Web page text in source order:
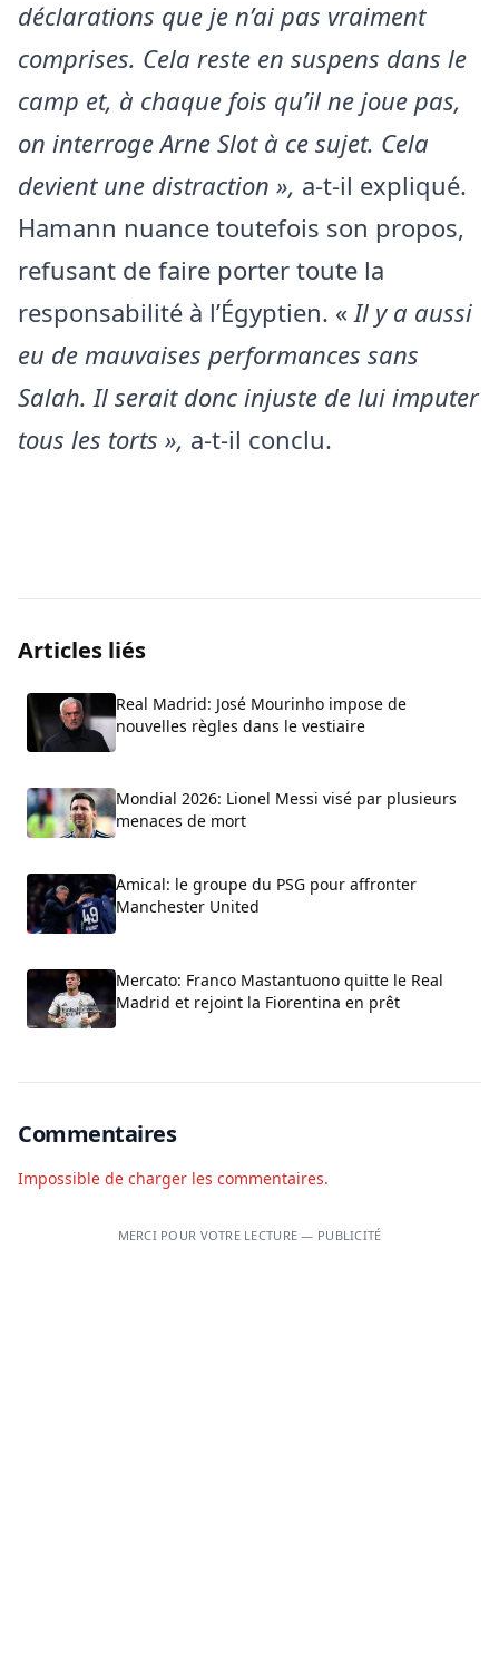
déclarations que je n’ai pas vraiment
comprises. Cela reste en suspens dans le
camp et, à chaque fois qu’il ne joue pas,
on interroge Arne Slot à ce sujet. Cela
devient une distraction », a-t-il expliqué.
Hamann nuance toutefois son propos,
refusant de faire porter toute la
responsabilité à l’Égyptien. « Il y a aussi
eu de mauvaises performances sans
Salah. Il serait donc injuste de lui imputer
tous les torts », a-t-il conclu.
Articles liés
Real Madrid: José Mourinho impose de
nouvelles règles dans le vestiaire
Mondial 2026: Lionel Messi visé par plusieurs
menaces de mort
Amical: le groupe du PSG pour affronter
Manchester United
Mercato: Franco Mastantuono quitte le Real
Madrid et rejoint la Fiorentina en prêt
Commentaires
Impossible de charger les commentaires.
MERCI POUR VOTRE LECTURE — PUBLICITÉ